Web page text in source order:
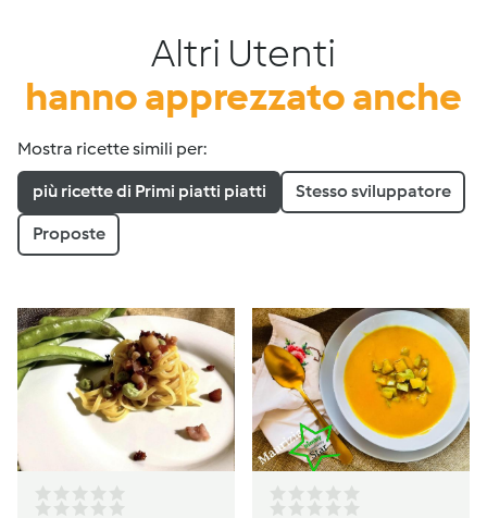
Altri Utenti
hanno apprezzato anche
Mostra ricette simili per:
più ricette di Primi piatti piatti Stesso sviluppatore
Proposte